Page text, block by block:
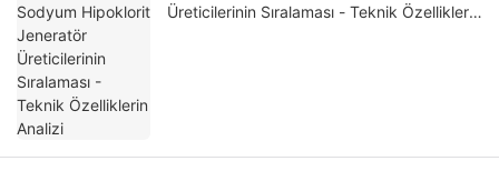
Üreticilerinin Sıralaması - Teknik Özelliklerin